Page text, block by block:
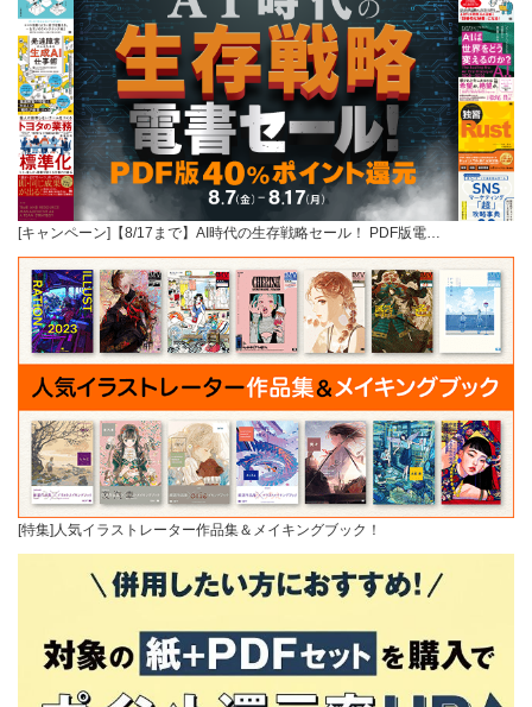
[キャンペーン]【8/17まで】AI時代の生存戦略セール！ PDF版電…
[特集]人気イラストレーター作品集＆メイキングブック！